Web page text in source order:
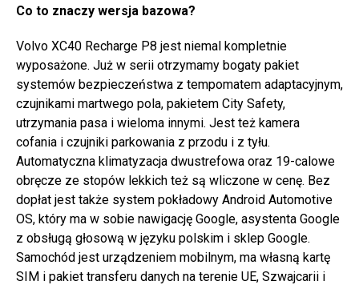
Co to znaczy wersja bazowa?
Volvo XC40 Recharge P8 jest niemal kompletnie
wyposażone. Już w serii otrzymamy bogaty pakiet
systemów bezpieczeństwa z tempomatem adaptacyjnym,
czujnikami martwego pola, pakietem City Safety,
utrzymania pasa i wieloma innymi. Jest też kamera
cofania i czujniki parkowania z przodu i z tyłu.
Automatyczna klimatyzacja dwustrefowa oraz 19-calowe
obręcze ze stopów lekkich też są wliczone w cenę. Bez
dopłat jest także system pokładowy Android Automotive
OS, który ma w sobie nawigację Google, asystenta Google
z obsługą głosową w języku polskim i sklep Google.
Samochód jest urządzeniem mobilnym, ma własną kartę
SIM i pakiet transferu danych na terenie UE, Szwajcarii i